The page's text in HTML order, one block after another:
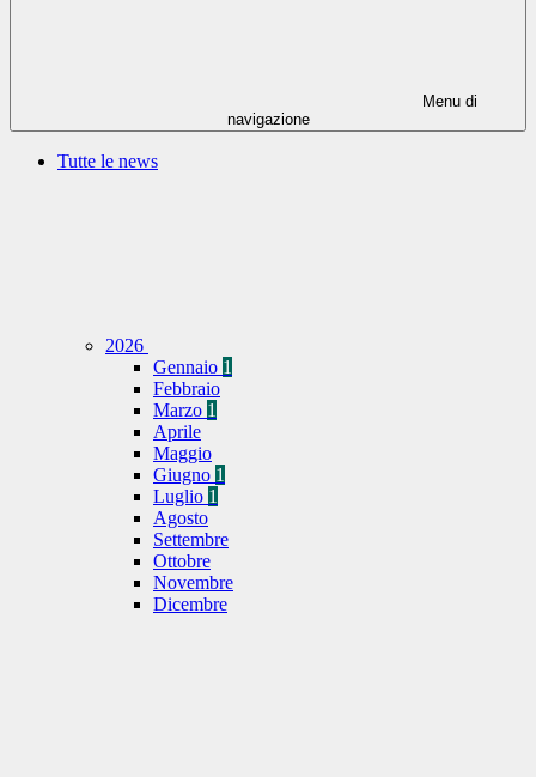
Menu di
navigazione
Tutte le news
2026
Gennaio 1
Febbraio
Marzo 1
Aprile
Maggio
Giugno 1
Luglio 1
Agosto
Settembre
Ottobre
Novembre
Dicembre